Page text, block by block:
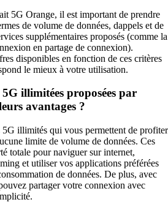
5G Orange, il est important de prendre
de volume de données, dappels et de
supplémentaires proposés (comme la
en partage de connexion).
disponibles en fonction de ces critères
le mieux à votre utilisation.
5G illimitées proposées par
avantages ?
illimités qui vous permettent de profiter
limite de volume de données. Ces
totale pour naviguer sur internet,
et utiliser vos applications préférées
de données. De plus, avec
partager votre connexion avec